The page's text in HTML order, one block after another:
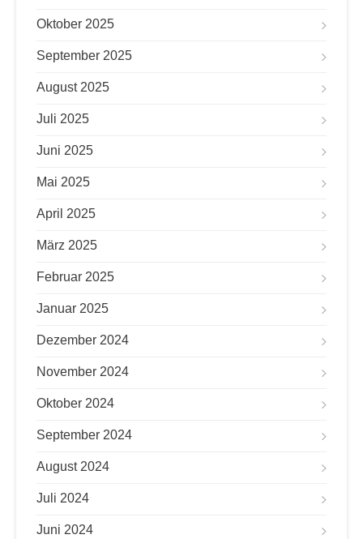
Oktober 2025
September 2025
August 2025
Juli 2025
Juni 2025
Mai 2025
April 2025
März 2025
Februar 2025
Januar 2025
Dezember 2024
November 2024
Oktober 2024
September 2024
August 2024
Juli 2024
Juni 2024